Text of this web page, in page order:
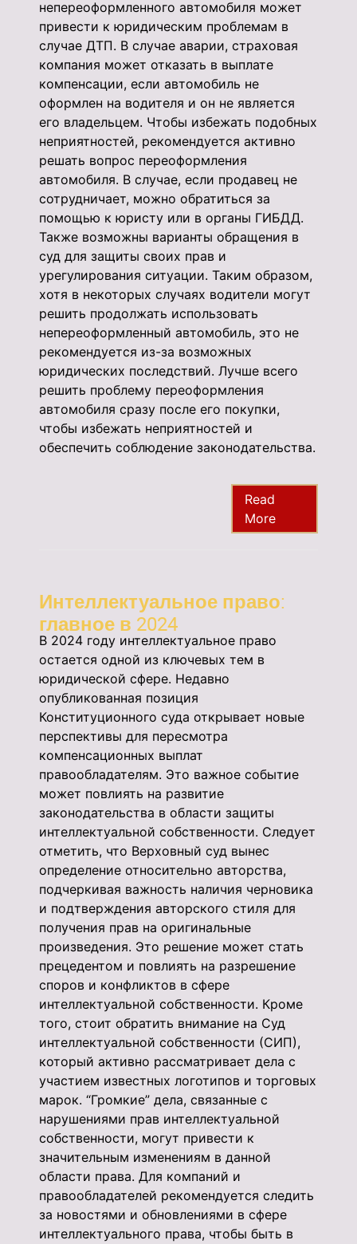
непереоформленного автомобиля может
привести к юридическим проблемам в
случае ДТП. В случае аварии, страховая
компания может отказать в выплате
компенсации, если автомобиль не
оформлен на водителя и он не является
его владельцем. Чтобы избежать подобных
неприятностей, рекомендуется активно
решать вопрос переоформления
автомобиля. В случае, если продавец не
сотрудничает, можно обратиться за
помощью к юристу или в органы ГИБДД.
Также возможны варианты обращения в
суд для защиты своих прав и
урегулирования ситуации. Таким образом,
хотя в некоторых случаях водители могут
решить продолжать использовать
непереоформленный автомобиль, это не
рекомендуется из-за возможных
юридических последствий. Лучше всего
решить проблему переоформления
автомобиля сразу после его покупки,
чтобы избежать неприятностей и
обеспечить соблюдение законодательства.
Read
More
Интеллектуальное право:
главное в 2024
В 2024 году интеллектуальное право
остается одной из ключевых тем в
юридической сфере. Недавно
опубликованная позиция
Конституционного суда открывает новые
перспективы для пересмотра
компенсационных выплат
правообладателям. Это важное событие
может повлиять на развитие
законодательства в области защиты
интеллектуальной собственности. Следует
отметить, что Верховный суд вынес
определение относительно авторства,
подчеркивая важность наличия черновика
и подтверждения авторского стиля для
получения прав на оригинальные
произведения. Это решение может стать
прецедентом и повлиять на разрешение
споров и конфликтов в сфере
интеллектуальной собственности. Кроме
того, стоит обратить внимание на Суд
интеллектуальной собственности (СИП),
который активно рассматривает дела с
участием известных логотипов и торговых
марок. “Громкие” дела, связанные с
нарушениями прав интеллектуальной
собственности, могут привести к
значительным изменениям в данной
области права. Для компаний и
правообладателей рекомендуется следить
за новостями и обновлениями в сфере
интеллектуального права, чтобы быть в